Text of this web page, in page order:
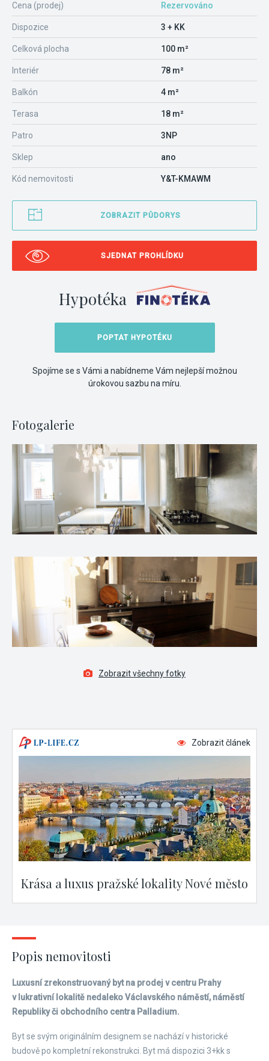
Cena (prodej) Rezervováno
Dispozice 3 + KK
Celková plocha 100 m²
Interiér 78 m²
Balkón 4 m²
Terasa 18 m²
Patro 3NP
Sklep ano
Kód nemovitosti Y&T-KMAWM
ZOBRAZIT PŮDORYS
SJEDNAT PROHLÍDKU
Hypotéka
POPTAT HYPOTÉKU
Spojíme se s Vámi a nabídneme Vám nejlepší možnou
úrokovou sazbu na míru.
Fotogalerie
Zobrazit všechny fotky
Zobrazit článek
Krása a luxus pražské lokality Nové město
Popis nemovitosti
Luxusní zrekonstruovaný byt na prodej v centru Prahy
v lukrativní lokalitě nedaleko Václavského náměstí, náměstí
Republiky či obchodního centra Palladium.
Byt se svým originálním designem se nachází v historické
budově po kompletní rekonstrukci. Byt má dispozici 3+kk s